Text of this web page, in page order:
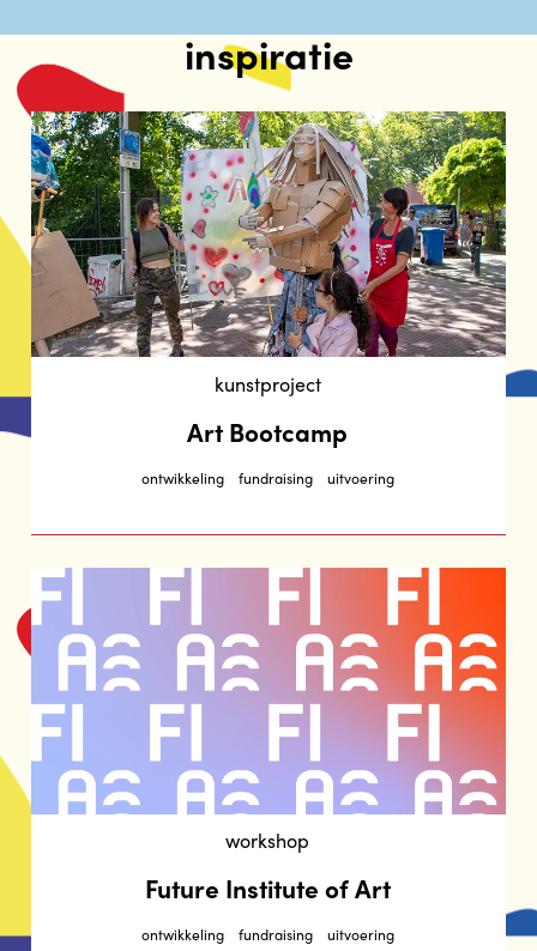
inspiratie
kunstproject
Art Bootcamp
ontwikkeling fundraising uitvoering
workshop
Future Institute of Art
ontwikkeling fundraising uitvoering